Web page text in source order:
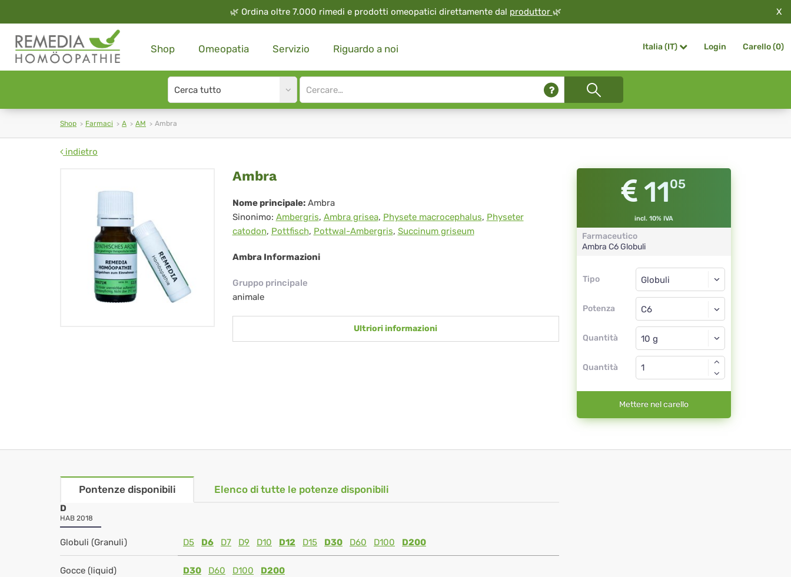
🌿 Ordina oltre 7.000 rimedi e prodotti omeopatici direttamente dal produttor 🌿 X
Shop Omeopatia Servizio Riguardo a noi Italia (IT) Login Carello (0)
Search
type
Site
search
Shop Farmaci A AM Ambra
indietro
Ambra
Ambra
Nome principale: Ambra
Sinonimo: Ambergris, Ambra grisea, Physete macrocephalus, Physeter
catodon, Pottfisch, Pottwal-Ambergris, Succinum griseum
Ambra Informazioni
Gruppo principale
animale
Ultriori informazioni
1105
incl. 10% IVA
Farmaceutico
Ambra C6 Globuli
Tipo
Tipo
Potenza
Globuli
C6
Quantità
Globuli
Quantità
Mettere nel carello
Pontenze disponibili Elenco di tutte le potenze disponibili
D
HAB 2018
Globuli (Granuli) D5 D6 D7 D9 D10 D12 D15 D30 D60 D100 D200
Gocce (liquid) D30 D60 D100 D200